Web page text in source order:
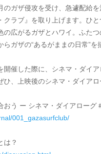
のガザ侵攻を受け、急遽配給
クラブ』を取り上げます。ひ
の広がるガザとハワイ。ふた
ガザの“あるがままの日常”を
開催した際に、シネマ・ダイ
ひ、上映後のシネマ・ダイアロ
おう ー シネマ・ダイアローグ
001_gazasurfclub/
は？